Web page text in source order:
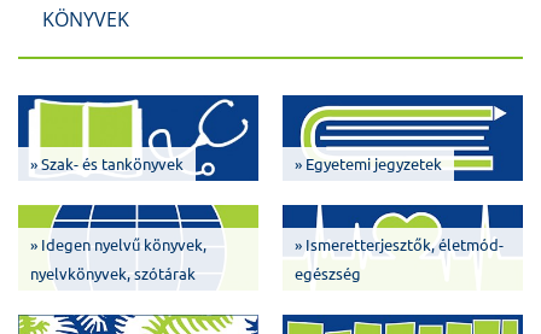
KÖNYVEK
» Szak- és tankönyvek » Egyetemi jegyzetek
» Idegen nyelvű könyvek,
nyelvkönyvek, szótárak
» Ismeretterjesztők, életmód-
egészség